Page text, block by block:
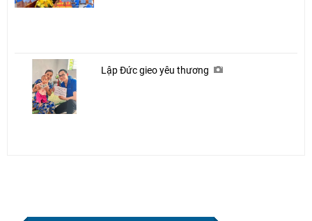
Lập Đức gieo yêu thương